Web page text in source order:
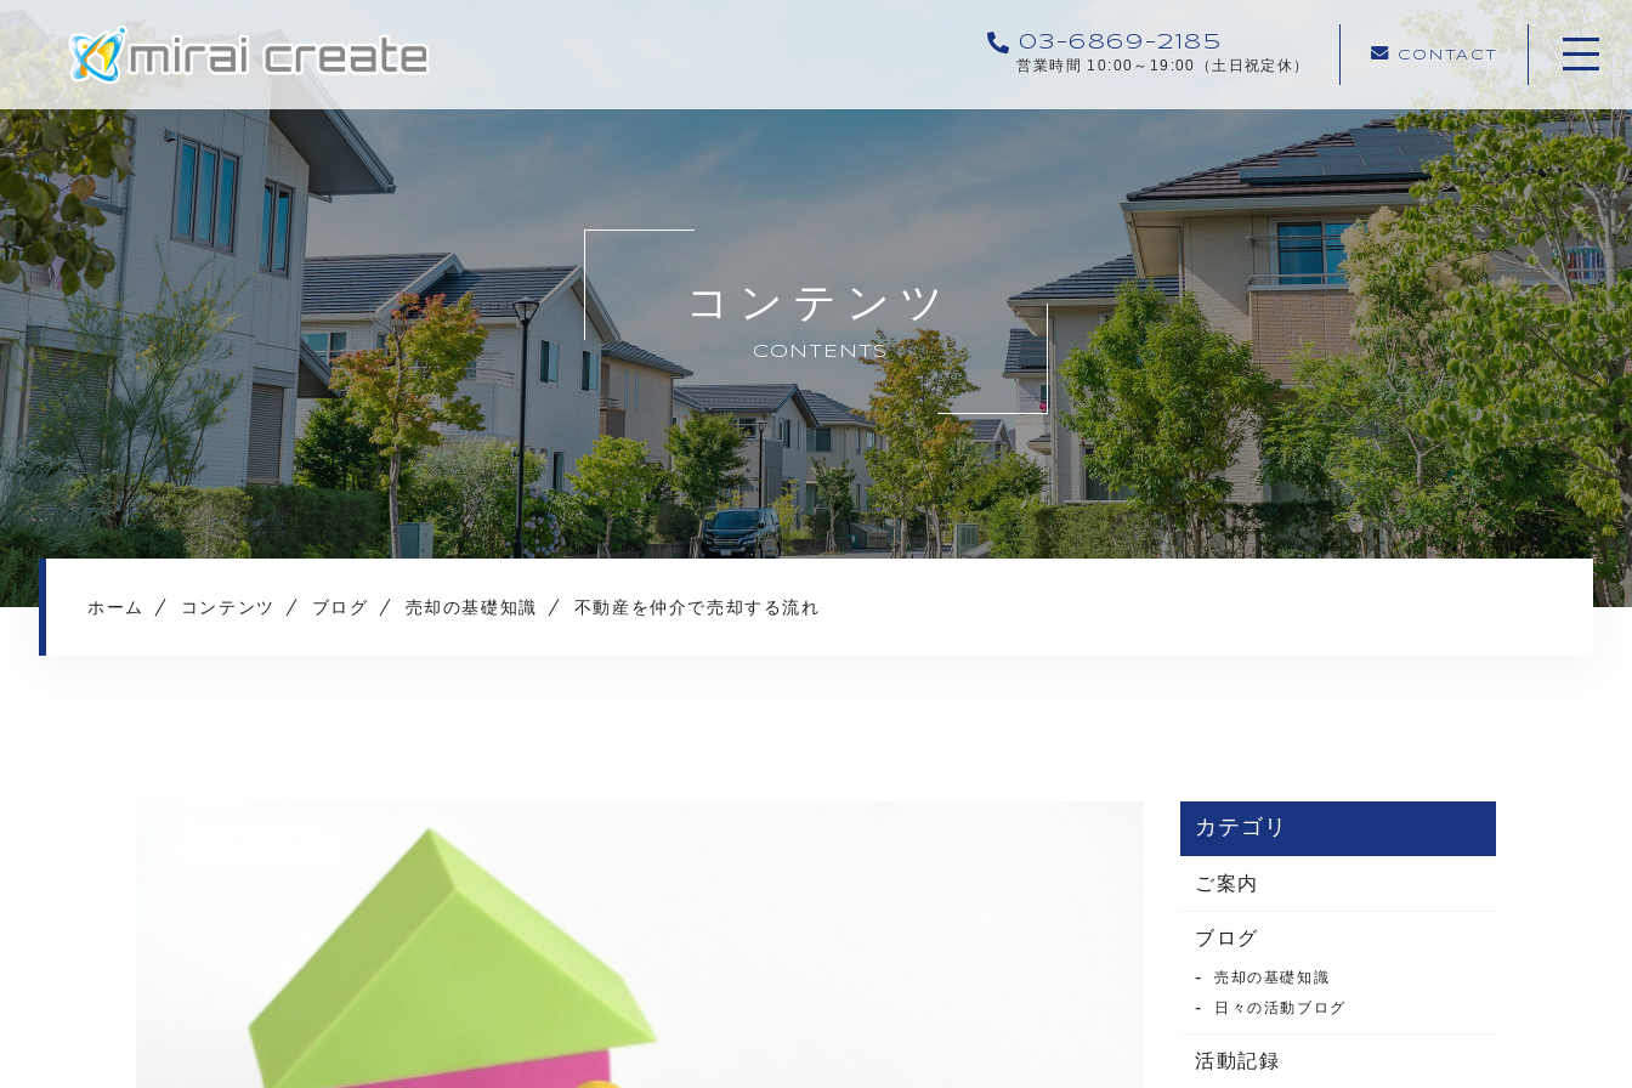
03-6869-2185
営業時間 10:00～19:00（土日祝定休）
CONTACT
ホーム
当社について
ご相談事例
不動産売却メニュー
お客様の声
売却の流れ
よくある質問
お知らせ
コンテンツ
コンテンツ
CONTENTS
ホーム コンテンツ ブログ 売却の基礎知識 不動産を仲介で売却する流れ
カテゴリ
ご案内
ブログ
売却の基礎知識
日々の活動ブログ
活動記録